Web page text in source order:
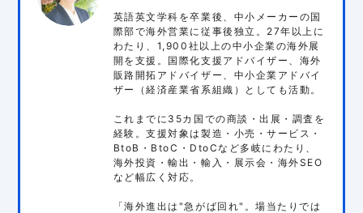
英語英文学科を卒業後、中小メーカーの国
際部で海外営業に従事後独立。27年以上に
わたり、1,900社以上の中小企業の海外展
開を支援。国際化支援アドバイザー、海外
販路開拓アドバイザー、中小企業アドバイ
ザー（経済産業省系組織）としても活動。
これまでに35カ国での商談・出展・調査を
経験。支援対象は製造・小売・サービス・
BtoB・BtoC・DtoCなど多岐にわたり、
海外投資・輸出・輸入・展示会・海外SEO
など幅広く対応。
「海外進出は"急がば回れ"。場当たりでは